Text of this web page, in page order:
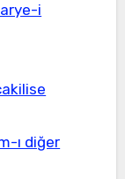
i
ı diğer